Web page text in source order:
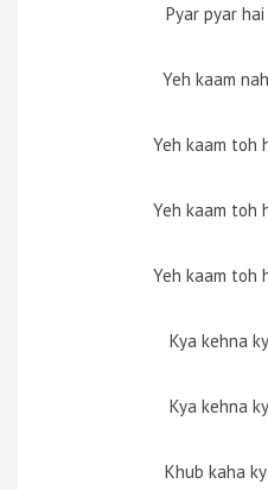
Pyar pyar
Yeh kaam
Yeh kaam toh
Yeh kaam toh
Yeh kaam toh
Kya kehna
Kya kehna
Khub kaha